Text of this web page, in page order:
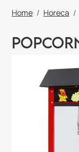
Home Horeca